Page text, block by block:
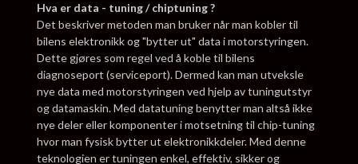
Hva er data - tuning / chiptuning ?
Det beskriver metoden man bruker når man kobler til
bilens elektronikk og "bytter ut" data i motorstyringen.
Dette gjøres som regel ved å koble til bilens
diagnoseport (serviceport). Dermed kan man utveksle
nye data med motorstyringen ved hjelp av tuningutstyr
og datamaskin. Med datatuning benytter man altså ikke
nye deler eller komponenter i motsetning til chip-tuning
hvor man fysisk bytter ut elektronikkdeler. Med denne
teknologien er tuningen enkel, effektiv, sikker og